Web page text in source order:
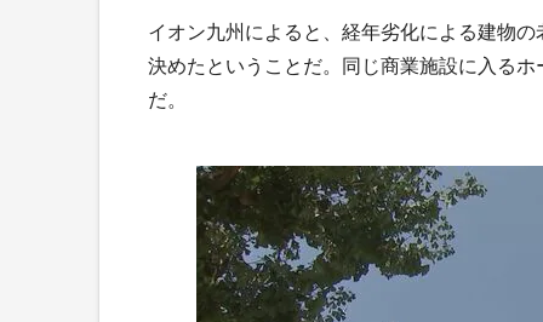
イオン九州によると、経年劣化による建物
決めたということだ。同じ商業施設に入る
だ。